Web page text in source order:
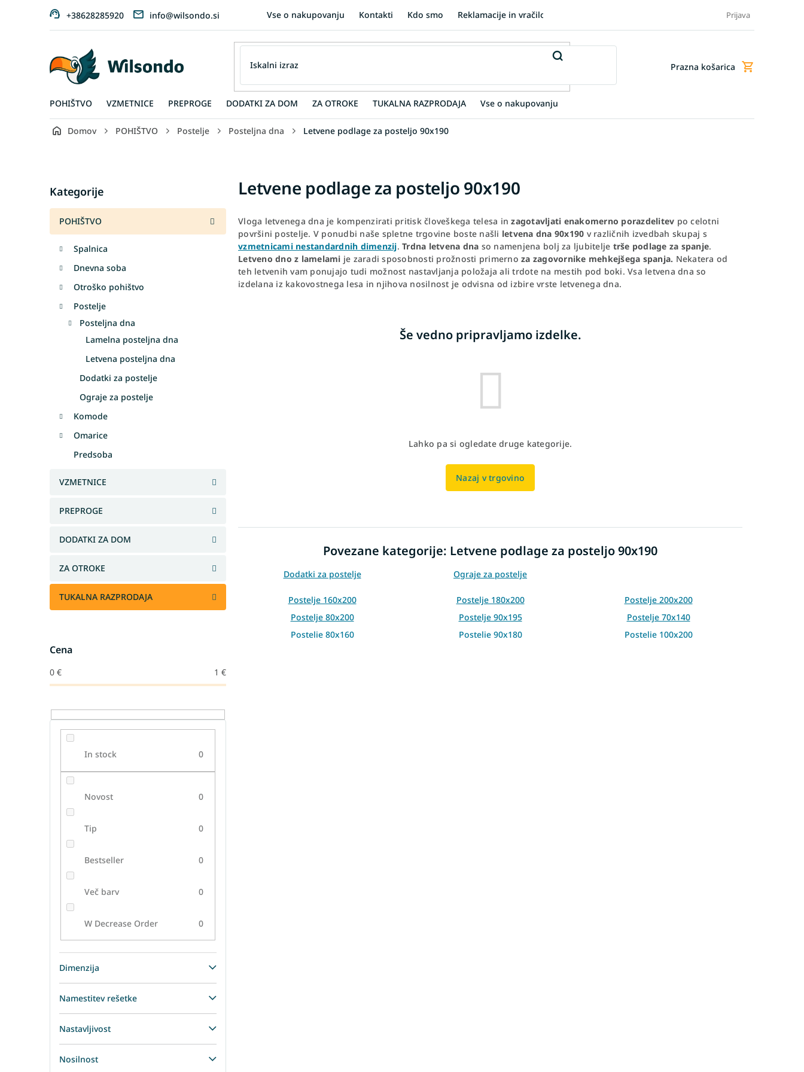
+38628285920 info@wilsondo.si Vse o nakupovanju Kontakti Kdo smo Reklamacije in vračilo blaga Dodatne storitve
Prijava
Nakupovalna
Prazna košarica
POHIŠTVO VZMETNICE PREPROGE DODATKI ZA DOM ZA OTROKE TUKALNA RAZPRODAJA Vse o nakupovanju
Domov POHIŠTVO Postelje Posteljna dna Letvene podlage za posteljo 90x190
e
b
a
categories
Kategorije
POHIŠTVO
Spalnica
Dnevna soba
Otroško pohištvo
Postelje
Posteljna dna
Lamelna posteljna dna
Letvena posteljna dna
Dodatki za postelje
Ograje za postelje
Komode
Omarice
Predsoba
VZMETNICE
PREPROGE
DODATKI ZA DOM
ZA OTROKE
TUKALNA RAZPRODAJA
Cena
0 € 1 €
In stock 0
Novost 0
Tip 0
Bestseller 0
Več barv 0
W Decrease Order 0
Dimenzija
Namestitev rešetke
Nastavljivost
Nosilnost
Letvene podlage za posteljo 90x190
Vloga letvenega dna je kompenzirati pritisk človeškega telesa inzagotavljati enakomerno porazdelitev po celotni
površini postelje. V ponudbi naše spletne trgovine boste našli letvena dna 90x190 v različnih izvedbah skupaj s
vzmetnicami nestandardnih dimenzij. Trdna letvena dna so namenjena bolj za ljubitelje trše podlage za spanje.
Letveno dno z lamelami je zaradi sposobnosti prožnosti primerno za zagovornike mehkejšega spanja. Nekatera od
teh letvenih vam ponujajo tudi možnost nastavljanja položaja ali trdote na mestih pod boki. Vsa letvena dna so
izdelana iz kakovostnega lesa in njihova nosilnost je odvisna od izbire vrste letvenega dna.
Še vedno pripravljamo izdelke.
Lahko pa si ogledate druge kategorije.
Nazaj v trgovino
Povezane kategorije: Letvene podlage za posteljo 90x190
Dodatki za postelje Ograje za postelje
Postelje 160x200 Postelje 180x200
Postelje 200x200
Postelje 80x200
Postelje 90x195
Postelje 70x140
Postelje 80x160
Postelje 90x180
Postelje 100x200